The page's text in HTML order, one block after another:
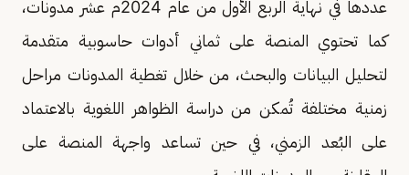
عددها في نهاية الربع الأول من عام 2024م عشر مدونات،
كما تحتوي المنصة على ثماني أدوات حاسوبية متقدمة
لتحليل البيانات والبحث، من خلال تغطية المدونات مراحل
زمنية مختلفة تُمكن من دراسة الظواهر اللغوية بالاعتماد
على البُعد الزمني، في حين تساعد واجهة المنصة على